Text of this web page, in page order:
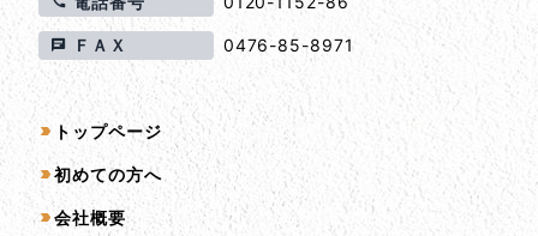
ＦＡＸ 0476-85-8971
サイトマップ
トップページ
初めての方へ
会社概要